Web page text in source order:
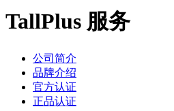
TallPlus 服务
公司简介
品牌介绍
官方认证
正品认证